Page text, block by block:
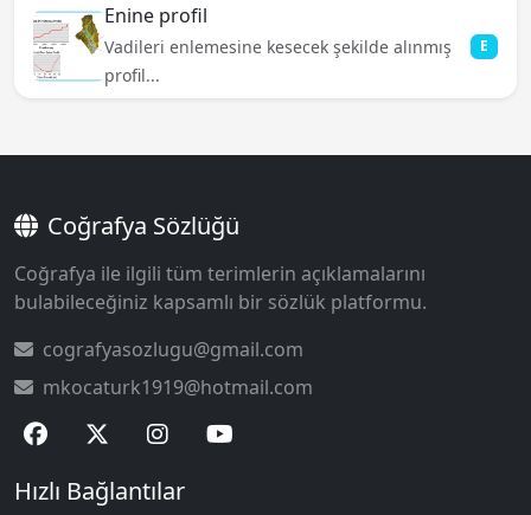
Enine profil
Vadileri enlemesine kesecek şekilde alınmış
profil...
E
Coğrafya Sözlüğü
Coğrafya ile ilgili tüm terimlerin açıklamalarını
bulabileceğiniz kapsamlı bir sözlük platformu.
cografyasozlugu@gmail.com
mkocaturk1919@hotmail.com
Hızlı Bağlantılar